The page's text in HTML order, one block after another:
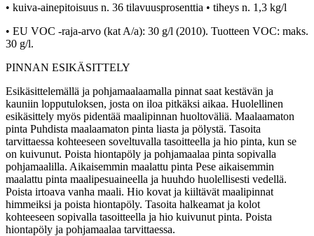
• kuiva-ainepitoisuus n. 36 tilavuusprosenttia • tiheys n. 1,3 kg/l
• EU VOC -raja-arvo (kat A/a): 30 g/l (2010). Tuotteen VOC: maks.
30 g/l.
PINNAN ESIKÄSITTELY
Esikäsittelemällä ja pohjamaalaamalla pinnat saat kestävän ja
kauniin lopputuloksen, josta on iloa pitkäksi aikaa. Huolellinen
esikäsittely myös pidentää maalipinnan huoltoväliä. Maalaamaton
pinta Puhdista maalaamaton pinta liasta ja pölystä. Tasoita
tarvittaessa kohteeseen soveltuvalla tasoitteella ja hio pinta, kun se
on kuivunut. Poista hiontapöly ja pohjamaalaa pinta sopivalla
pohjamaalilla. Aikaisemmin maalattu pinta Pese aikaisemmin
maalattu pinta maalipesuaineella ja huuhdo huolellisesti vedellä.
Poista irtoava vanha maali. Hio kovat ja kiiltävät maalipinnat
himmeiksi ja poista hiontapöly. Tasoita halkeamat ja kolot
kohteeseen sopivalla tasoitteella ja hio kuivunut pinta. Poista
hiontapöly ja pohjamaalaa tarvittaessa.